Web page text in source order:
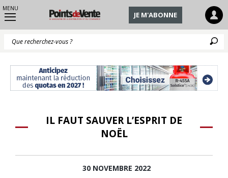
MENU
JE M'ABONNE
IL FAUT SAUVER L’ESPRIT DE
NOËL
30 NOVEMBRE 2022